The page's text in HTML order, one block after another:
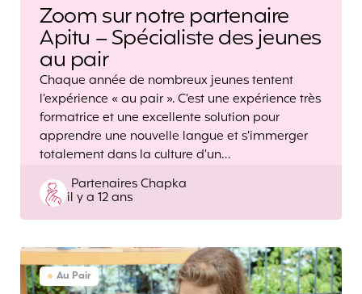
Zoom sur notre partenaire
Apitu – Spécialiste des jeunes
au pair
Chaque année de nombreux jeunes tentent
l’expérience « au pair ». C’est une expérience très
formatrice et une excellente solution pour
apprendre une nouvelle langue et s’immerger
totalement dans la culture d’un…
Posted
by
Partenaires Chapka
il y a 12 ans
Au Pair